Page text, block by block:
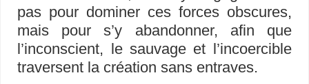
pas pour dominer ces forces obscures,
mais pour s’y abandonner, afin que
l’inconscient, le sauvage et l’incoercible
traversent la création sans entraves.